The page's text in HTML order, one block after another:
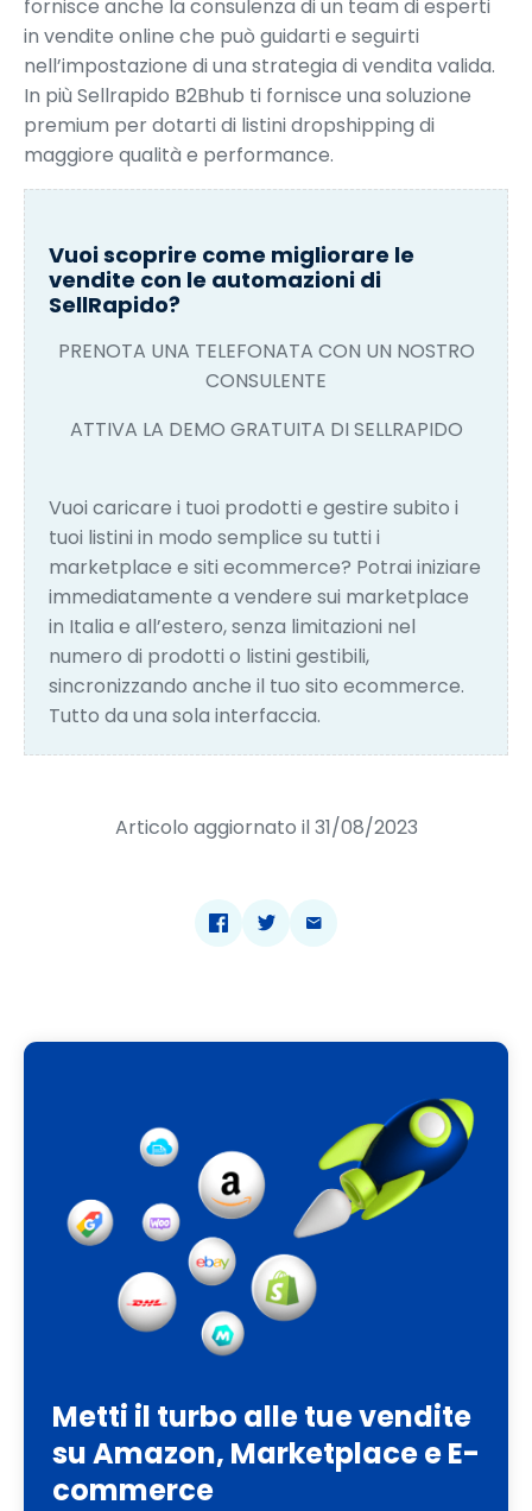
fornisce anche la consulenza di un team di esperti
in vendite online che può guidarti e seguirti
nell’impostazione di una strategia di vendita valida.
In più Sellrapido B2Bhub ti fornisce una soluzione
premium per dotarti di listini dropshipping di
maggiore qualità e performance.
Vuoi scoprire come migliorare le
vendite con le automazioni di
SellRapido?
PRENOTA UNA TELEFONATA CON UN NOSTRO
CONSULENTE
ATTIVA LA DEMO GRATUITA DI SELLRAPIDO
Vuoi caricare i tuoi prodotti e gestire subito i
tuoi listini in modo semplice su tutti i
marketplace e siti ecommerce? Potrai iniziare
immediatamente a vendere sui marketplace
in Italia e all’estero, senza limitazioni nel
numero di prodotti o listini gestibili,
sincronizzando anche il tuo sito ecommerce.
Tutto da una sola interfaccia.
Articolo aggiornato il 31/08/2023
Metti il turbo alle tue vendite
su Amazon, Marketplace e E-
commerce